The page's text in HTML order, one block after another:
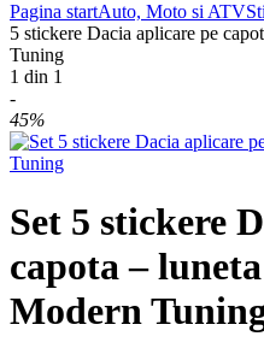
Pagina startAuto, Moto si ATV
5 stickere Dacia aplicare pe
Tuning
1 din 1
-
45%
Set 5 stickere
capota –
Modern